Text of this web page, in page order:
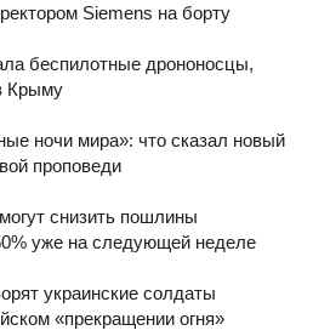
Siemens на борту
беспилотные дрононосцы,
Крыму
ночи мира»: что сказал новый
проповеди
снизить пошлины
уже на следующей неделе
украинские солдаты
«прекращении огня»